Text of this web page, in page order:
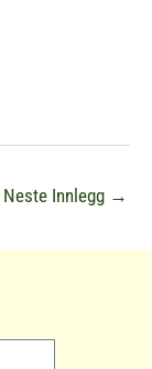
Neste Innlegg →